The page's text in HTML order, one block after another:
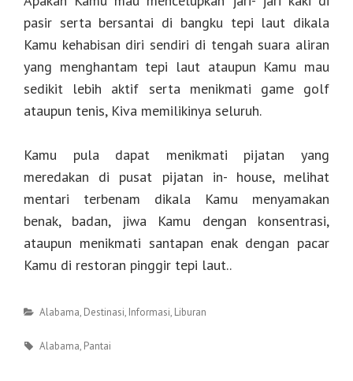
pasir serta bersantai di bangku tepi laut dikala
Kamu kehabisan diri sendiri di tengah suara aliran
yang menghantam tepi laut ataupun Kamu mau
sedikit lebih aktif serta menikmati game golf
ataupun tenis, Kiva memilikinya seluruh.
Kamu pula dapat menikmati pijatan yang
meredakan di pusat pijatan in- house, melihat
mentari terbenam dikala Kamu menyamakan
benak, badan, jiwa Kamu dengan konsentrasi,
ataupun menikmati santapan enak dengan pacar
Kamu di restoran pinggir tepi laut..
Categories
Alabama, Destinasi, Informasi, Liburan
Tags
Alabama, Pantai